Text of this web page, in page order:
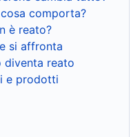
comporta?
è reato?
si affronta
diventa reato
e prodotti